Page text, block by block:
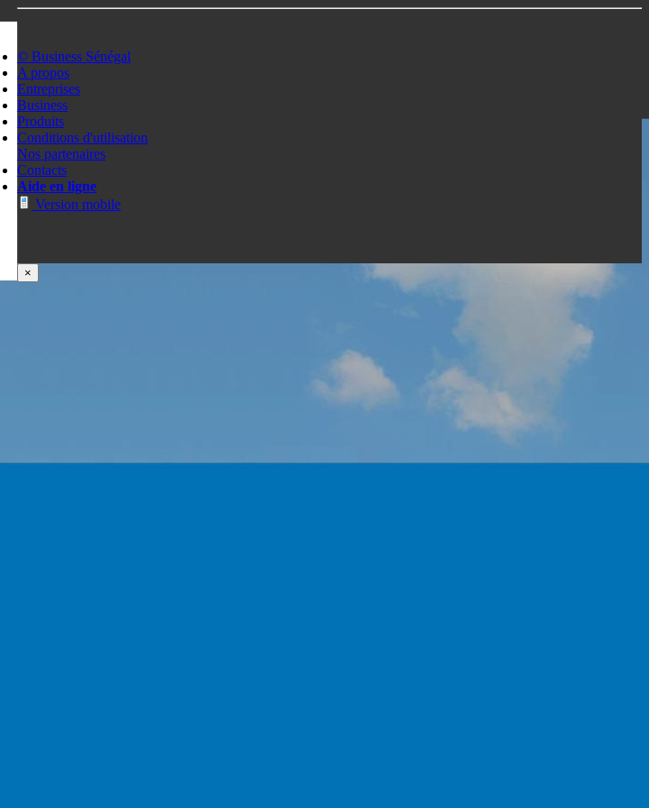
© Business Sénégal
A propos
Entreprises
Business
Produits
Conditions d'utilisation
Nos partenaires
Contacts
Aide en ligne
Version mobile
×